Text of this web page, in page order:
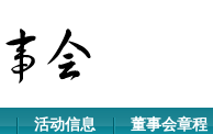
活动信息 董事会章程